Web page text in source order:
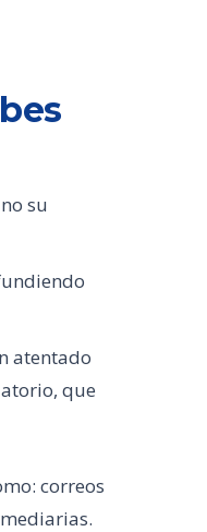
su
atentado
que
correos